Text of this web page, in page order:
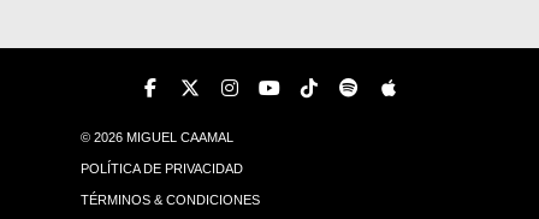
© 2026 MIGUEL CAAMAL
POLÍTICA DE PRIVACIDAD
TÉRMINOS & CONDICIONES